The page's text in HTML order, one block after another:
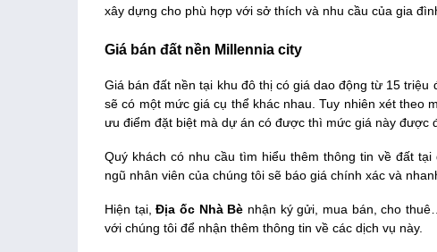
xây dựng cho phù hợp với sở thích và nhu cầu của gia
Giá bán đất nền Millennia city
Giá bán đất nền tại khu đô thị có giá dao động từ 15
sẽ có một mức giá cụ thể khác nhau. Tuy nhiên xét theo
ưu điểm đặt biệt mà dự án có được thì mức giá này được
Quý khách có nhu cầu tìm hiểu thêm thông tin về đất
ngũ nhân viên của chúng tôi sẽ báo giá chính xác và
Hiện tại,Địa ốc Nhà Bè nhận ký gửi, mua bán, cho
với chúng tôi để nhận thêm thông tin về các dịch vụ này.